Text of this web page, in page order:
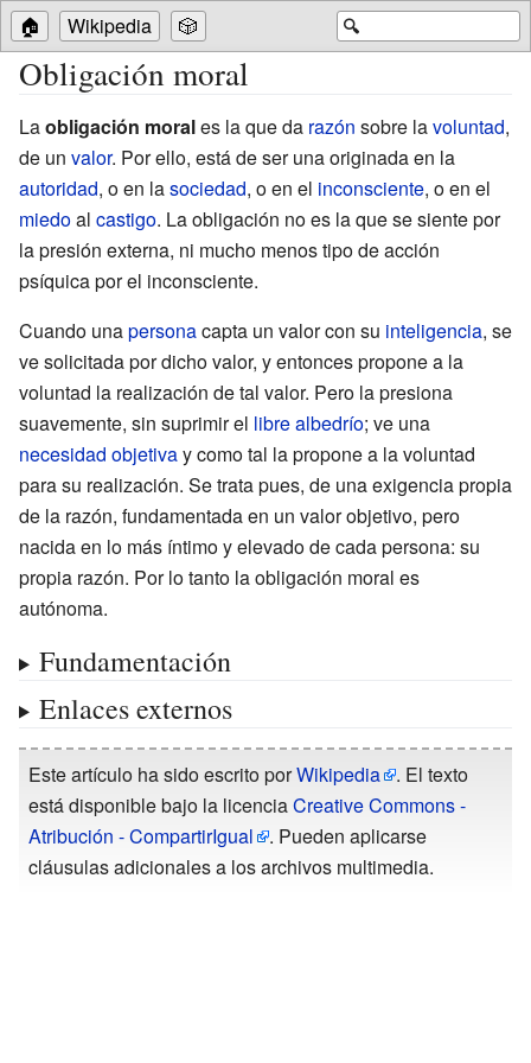
🔍
🏠 Wikipedia 🎲
Obligación moral
Laobligación morales la que da razón sobre lavoluntad,
de un valor. Por ello, está de ser una originada en la
autoridad, o en lasociedad, o en el inconsciente, o en el
miedoal castigo. La obligación no es la que se siente por
la presión externa, ni mucho menos tipo de acción
psíquica por el inconsciente.
Cuando unapersonacapta un valor con su inteligencia, se
ve solicitada por dicho valor, y entonces propone a la
voluntad la realización de tal valor. Pero la presiona
suavemente, sin suprimir el libre albedrío; ve una
necesidad objetivay como tal la propone a la voluntad
para su realización. Se trata pues, de una exigencia propia
de la razón, fundamentada en un valor objetivo, pero
nacida en lo más íntimo y elevado de cada persona: su
propia razón. Por lo tanto la obligación moral es
autónoma.
Fundamentación
Enlaces externos
Este artículo ha sido escrito porWikipedia
. El texto
está disponible bajo la licenciaCreative Commons -
Atribución - CompartirIgual
. Pueden aplicarse
cláusulas adicionales a los archivos multimedia.